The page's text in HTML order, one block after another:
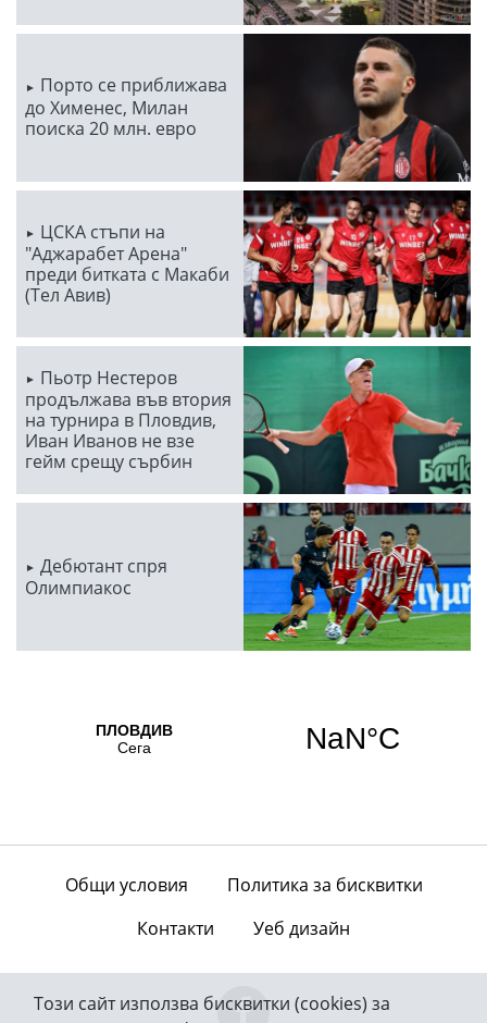
Порто се приближава
до Хименес, Милан
поиска 20 млн. евро
ЦСКА стъпи на
"Аджарабет Арена"
преди битката с Макаби
(Тел Авив)
Пьотр Нестеров
продължава във втория
на турнира в Пловдив,
Иван Иванов не взе
гейм срещу сърбин
Дебютант спря
Олимпиакос
Общи условия
Политика за бисквитки
Контакти
Уеб дизайн
Този сайт използва бисквитки (cookies) за